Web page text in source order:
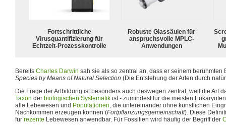
Fortschrittliche
Virusquantifizierung für
Echtzeit-Prozesskontrolle
Robuste Glassäulen für
anspruchsvolle MPLC-
Anwendungen
Bereits Charles Darwin sah sie als so zentral an, dass er seinem berühmten
Species by Means of Natural Selection (Die Entstehung der Arten durch
Die Frage der Artbildung ist besonders auch deswegen zentral, weil die Art
Taxon der biologischen Systematik ist - zumindest für die meisten
alle Lebewesen und Populationen, die untereinander ohne künstlichen
Nachkommen erzeugen können (Fortpflanzungsgemeinschaft). Diese
für rezente Lebewesen anwendbar. Für Fossilien wird häufig der Begriff der